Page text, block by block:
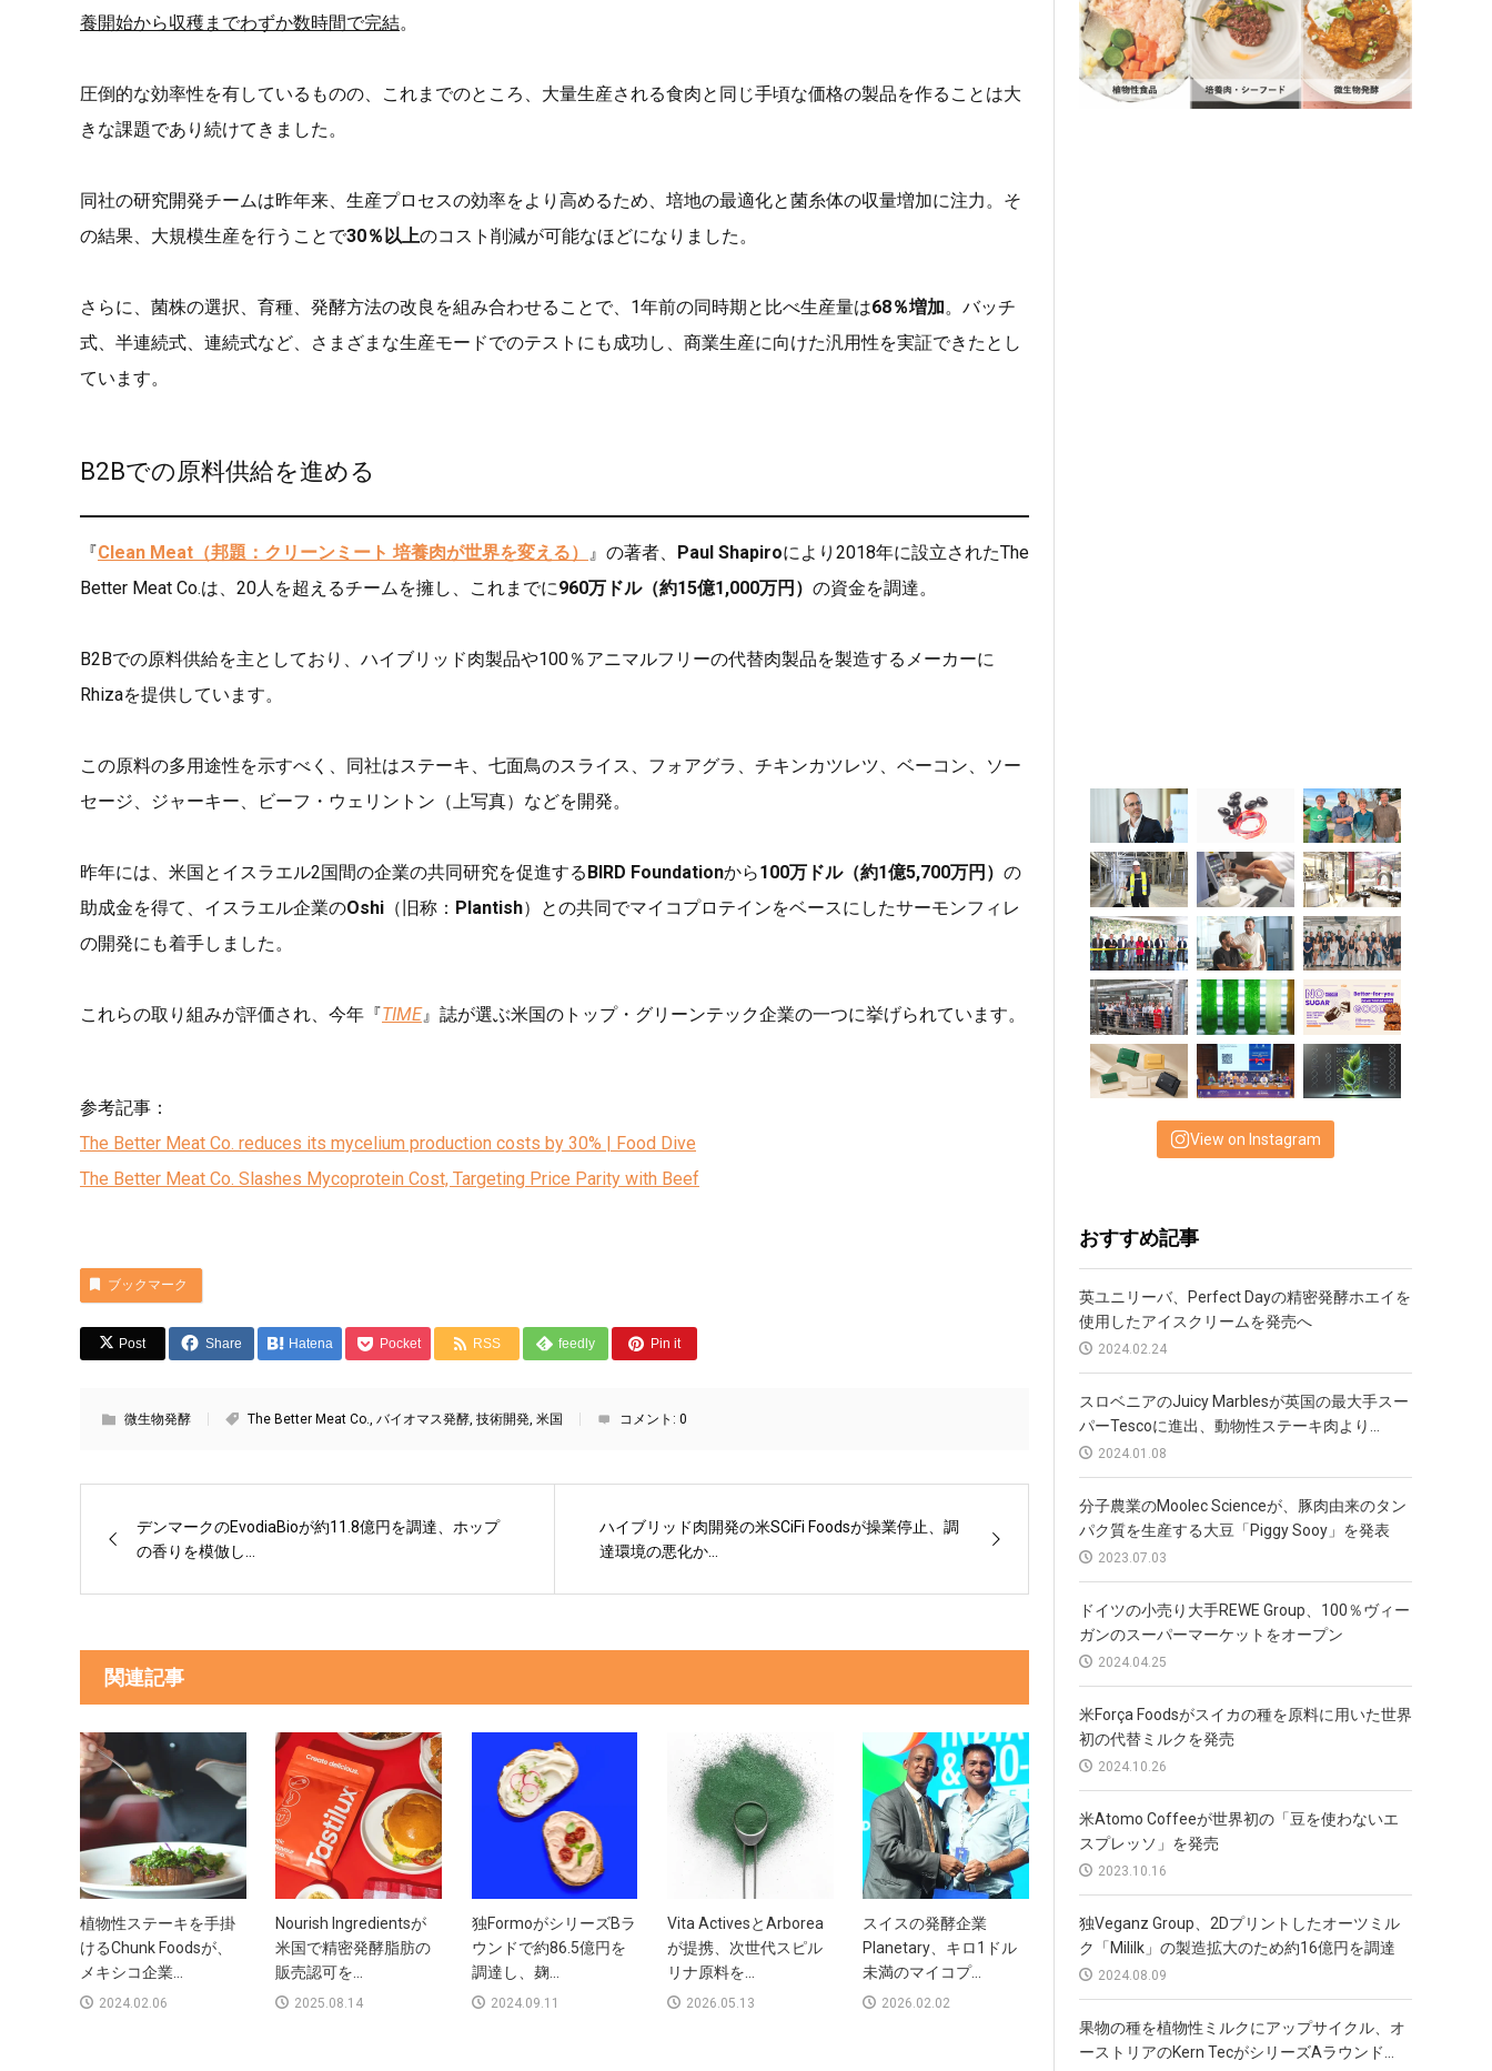
養開始から収穫までわずか数時間で完結。
圧倒的な効率性を有しているものの、これまでのところ、大量生産される食肉と同じ手頃な価格の製品を作ることは大
きな課題であり続けてきました。
同社の研究開発チームは昨年来、生産プロセスの効率をより高めるため、培地の最適化と菌糸体の収量増加に注力。そ
の結果、大規模生産を行うことで30％以上のコスト削減が可能なほどになりました。
さらに、菌株の選択、育種、発酵方法の改良を組み合わせることで、1年前の同時期と比べ生産量は68％増加。バッチ
式、半連続式、連続式など、さまざまな生産モードでのテストにも成功し、商業生産に向けた汎用性を実証できたとし
ています。
B2Bでの原料供給を進める
『Clean Meat（邦題：クリーンミート 培養肉が世界を変える） 』の著者、 Paul Shapiroにより2018年に設立されたThe
Better Meat Co.は、20人を超えるチームを擁し、これまでに960万ドル（約15億1,000万円） の資金を調達。
B2Bでの原料供給を主としており、ハイブリッド肉製品や100％アニマルフリーの代替肉製品を製造するメーカーに
Rhizaを提供しています。
この原料の多用途性を示すべく、同社はステーキ、七面鳥のスライス、フォアグラ、チキンカツレツ、ベーコン、ソー
セージ、ジャーキー、ビーフ・ウェリントン（上写真）などを開発。
昨年には、米国とイスラエル2国間の企業の共同研究を促進する BIRD Foundationから100万ドル（約1億5,700万円） の
助成金を得て、イスラエル企業のOshi （旧称： Plantish）との共同でマイコプロテインをベースにしたサーモンフィレ
の開発にも着手しました。
これらの取り組みが評価され、今年『TIME』誌が選ぶ米国のトップ・グリーンテック企業の一つに挙げられています。
参考記事：
The Better Meat Co. reduces its mycelium production costs by 30% | Food Dive
The Better Meat Co. Slashes Mycoprotein Cost, Targeting Price Parity with Beef
ブックマーク
Post Share Hatena Pocket RSS feedly Pin it
微生物発酵 The Better Meat Co., バイオマス発酵, 技術開発, 米国 コメント: 0
デンマークのEvodiaBioが約11.8億円を調達、ホップ
の香りを模倣し...
ハイブリッド肉開発の米SCiFi Foodsが操業停止、調
達環境の悪化か...
関連記事
植物性ステーキを手掛
けるChunk Foodsが、
メキシコ企業...
2024.02.06
Nourish Ingredientsが
米国で精密発酵脂肪の
販売認可を...
2025.08.14
独FormoがシリーズBラ
ウンドで約86.5億円を
調達し、麹...
2024.09.11
Vita ActivesとArborea
が提携、次世代スピル
リナ原料を...
2026.05.13
スイスの発酵企業
Planetary、キロ1ドル
未満のマイコプ...
2026.02.02
View on Instagram
おすすめ記事
英ユニリーバ、Perfect Dayの精密発酵ホエイを
使用したアイスクリームを発売へ
2024.02.24
スロベニアのJuicy Marblesが英国の最大手スー
パーTescoに進出、動物性ステーキ肉より...
2024.01.08
分子農業のMoolec Scienceが、豚肉由来のタン
パク質を生産する大豆「Piggy Sooy」を発表
2023.07.03
ドイツの小売り大手REWE Group、100％ヴィー
ガンのスーパーマーケットをオープン
2024.04.25
米Força Foodsがスイカの種を原料に用いた世界
初の代替ミルクを発売
2024.10.26
米Atomo Coffeeが世界初の「豆を使わないエ
スプレッソ」を発売
2023.10.16
独Veganz Group、2Dプリントしたオーツミル
ク「Mililk」の製造拡大のため約16億円を調達
2024.08.09
果物の種を植物性ミルクにアップサイクル、オ
ーストリアのKern TecがシリーズAラウンド...